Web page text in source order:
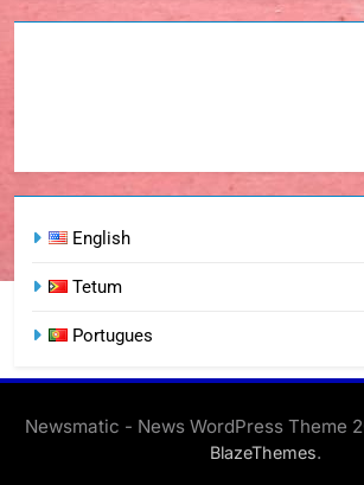
English
Tetum
Portugues
Newsmatic - News WordPress Theme
BlazeThemes.